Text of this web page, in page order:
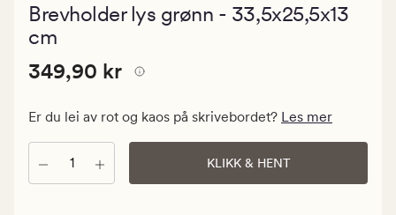
med
Brevholder lys grønn - 33,5x25,5x13
cm
Pris
349,90
pris
349,90
Pris 349,90 kr
349,90 kr
Er du lei av rot og kaos på skrivebordet? Les mer
Antall KLIKK & HENT